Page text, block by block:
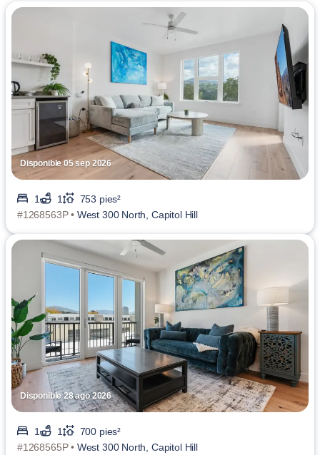
Disponible 05 sep 2026
1 1
753 pies²
#1268563P • West 300 North, Capitol Hill
Disponible 28 ago 2026
1 1
700 pies²
#1268565P • West 300 North, Capitol Hill